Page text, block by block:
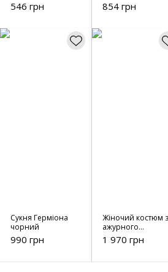
546 грн
шоколадний
854 грн
Сукня Герміона
чорний
990 грн
Жіночий костюм з
ажурного
в'язання - 023128
кавовий
1 970 грн